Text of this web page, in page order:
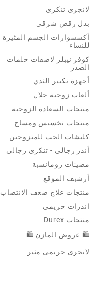
لانجرى تنكرى
بدل رقص شرقي
أكسسوارات الجسم المثيرة
للنساء
كوفر نيبلز لاصقات حلمات
الصدر
أجهزة تكبير الثدي
ألعاب زوجية حلال
منتجات السعادة الزوجية
منتجات تخسيس ومساج
كلبشات الحب للمتزوجين
أندر رجالي - تنكري رجالي
مضيئات رومانسية
أرشيف الموقع
منتجات علاج ضعف الانتصاب
اندرات حريمى
منتجات Durex
🛍 عروض المازن 🛍
لانجرى حريمى مثير